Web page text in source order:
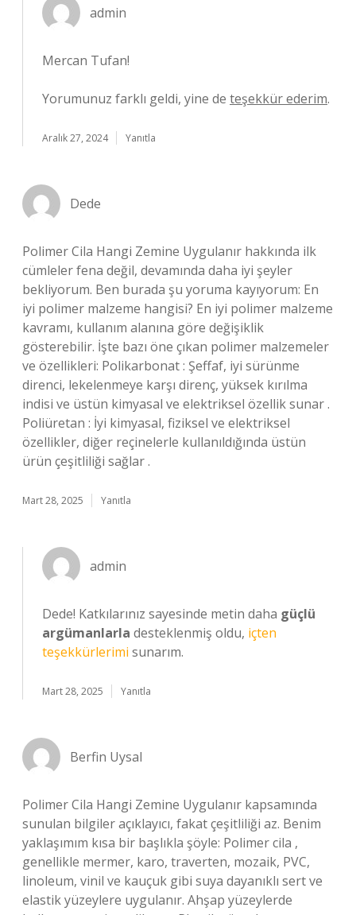
admin
Mercan Tufan!
Yorumunuz farklı geldi, yine de teşekkür ederim.
Aralık 27, 2024 Yanıtla
Dede
Polimer Cila Hangi Zemine Uygulanır hakkında ilk
cümleler fena değil, devamında daha iyi şeyler
bekliyorum. Ben burada şu yoruma kayıyorum: En
iyi polimer malzeme hangisi? En iyi polimer malzeme
kavramı, kullanım alanına göre değişiklik
gösterebilir. İşte bazı öne çıkan polimer malzemeler
ve özellikleri: Polikarbonat : Şeffaf, iyi sürünme
direnci, lekelenmeye karşı direnç, yüksek kırılma
indisi ve üstün kimyasal ve elektriksel özellik sunar .
Poliüretan : İyi kimyasal, fiziksel ve elektriksel
özellikler, diğer reçinelerle kullanıldığında üstün
ürün çeşitliliği sağlar .
Mart 28, 2025 Yanıtla
admin
Dede! Katkılarınız sayesinde metin daha güçlü
argümanlarla desteklenmiş oldu, içten
teşekkürlerimi sunarım.
Mart 28, 2025 Yanıtla
Berfin Uysal
Polimer Cila Hangi Zemine Uygulanır kapsamında
sunulan bilgiler açıklayıcı, fakat çeşitliliği az. Benim
yaklaşımım kısa bir başlıkla şöyle: Polimer cila ,
genellikle mermer, karo, traverten, mozaik, PVC,
linoleum, vinil ve kauçuk gibi suya dayanıklı sert ve
elastik yüzeylere uygulanır. Ahşap yüzeylerde